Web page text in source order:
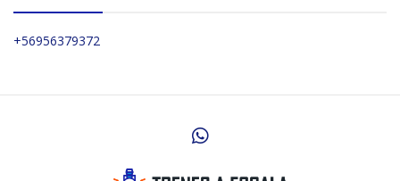
+56956379372